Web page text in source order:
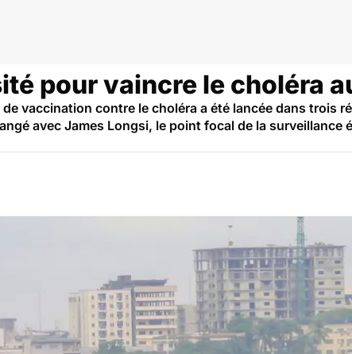
pour vaincre le choléra
vaccination contre le choléra a été lancée dans trois
avec James Longsi, le point focal de la surveillance